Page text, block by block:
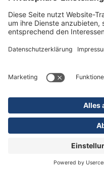
16.07.2026 Kliniken